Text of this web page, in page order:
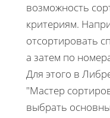
возможность
критериям.
отсортировать
а затем по
Для этого в
"Мастер
выбрать